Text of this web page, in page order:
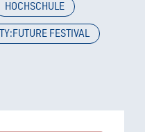
HOCHSCHULE
FESTIVAL